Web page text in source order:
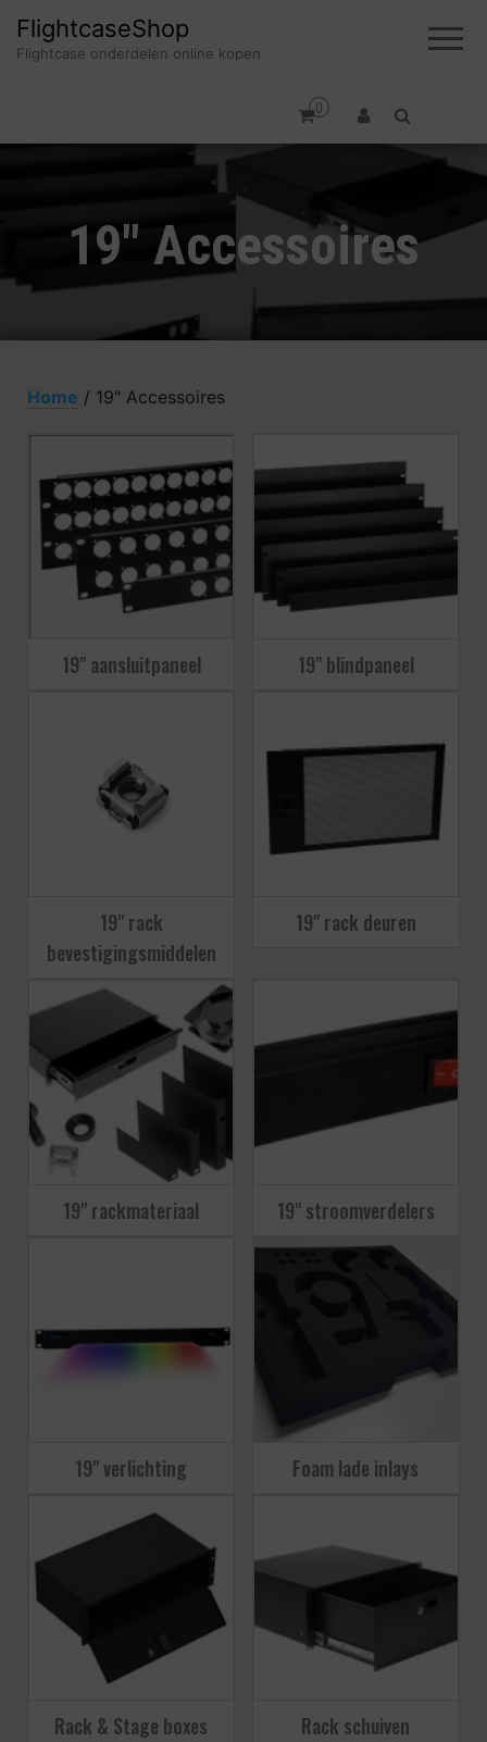
FlightcaseShop
Flightcase onderdelen online kopen
0
19" Accessoires
Home / 19" Accessoires
19" aansluitpaneel 19" blindpaneel
19" rack
bevestigingsmiddelen
19" rack deuren
19" rackmateriaal 19" stroomverdelers
19" verlichting Foam lade inlays
Rack & Stage boxes Rack schuiven